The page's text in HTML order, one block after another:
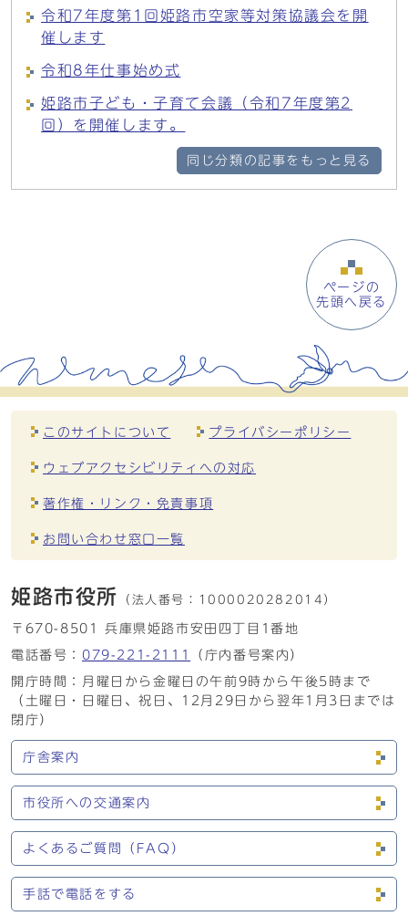
令和7年度第1回姫路市空家等対策協議会を開
催します
令和8年仕事始め式
姫路市子ども・子育て会議（令和7年度第2
回）を開催します。
同じ分類の記事をもっと見る
ページの
先頭へ戻る
このサイトについて プライバシーポリシー
ウェブアクセシビリティへの対応
著作権・リンク・免責事項
お問い合わせ窓口一覧
姫路市役所 （法人番号： 1000020282014）
〒670-8501 兵庫県姫路市安田四丁目1番地
電話番号： 079-221-2111
（庁内番号案内）
開庁時間：月曜日から金曜日の午前9時から午後5時まで
（土曜日・日曜日、祝日、12月29日から翌年1月3日までは
閉庁）
庁舎案内
市役所への交通案内
よくあるご質問（FAQ）
手話で電話をする